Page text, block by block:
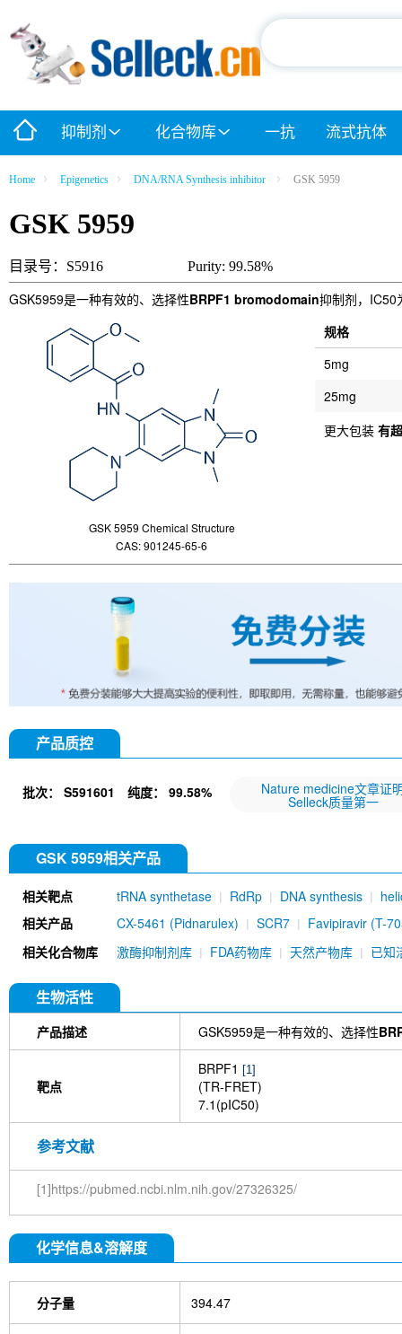
抑制剂 化合物库 一抗 流式抗体
Home Epigenetics DNA/RNA Synthesis inhibitor GSK 5959
GSK 5959
目录号：S5916 Purity: 99.58%
GSK5959是一种有效的、选择性BRPF1 bromodomain抑制剂，IC50
GSK 5959 Chemical Structure
CAS: 901245-65-6
规格
5mg
25mg
更大包装 有
产品质控
批次： S591601 纯度： 99.58% Nature medicine文章证
Selleck质量第一
GSK 5959相关产品
相关靶点 tRNA synthetase RdRp DNA synthesis
相关产品
CX-5461 (Pidnarulex) SCR7
Favipiravir (T-
Nedaplatin
UNC1215 APX-3330
Pritelivir
PFI-4
Rbin-1
Osalmid
Nimustine Hydrochloride
SCR130 BC-LI-0186 CHD1Li
相关化合物库 激酶抑制剂库 FDA药物库 天然产物库 已知
生物活性
产品描述 GSK5959是一种有效的、选择性
靶点
BRPF1 [1]
(TR-FRET)
7.1(pIC50)
参考文献
[1]https://pubmed.ncbi.nlm.nih.gov/27326325/
化学信息&溶解度
分子量 394.47